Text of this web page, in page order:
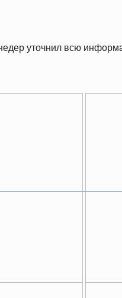
уточнил всю